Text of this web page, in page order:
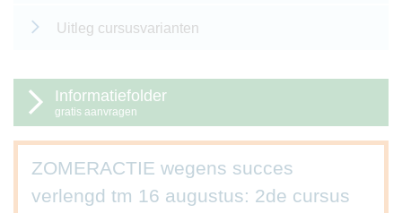
Uitleg cursusvarianten
Informatiefolder
gratis aanvragen
ZOMERACTIE wegens succes
verlengd tm 16 augustus: 2de cursus